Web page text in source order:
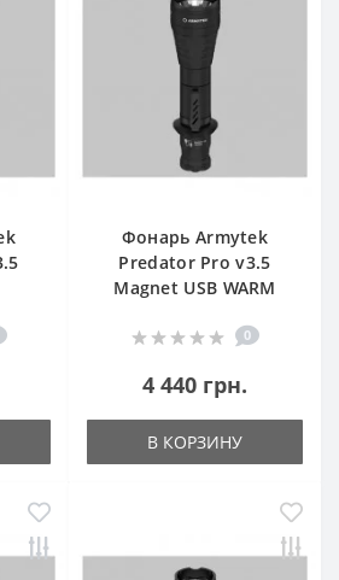
Фонарь Armytek
Predator Pro v3.5
Magnet USB WARM
0
4 440 грн.
В КОРЗИНУ